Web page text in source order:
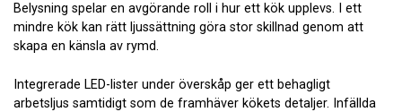
Belysning spelar en avgörande roll i hur ett kök upplevs. I ett
mindre kök kan rätt ljussättning göra stor skillnad genom att
skapa en känsla av rymd.
Integrerade LED-lister under överskåp ger ett behagligt
arbetsljus samtidigt som de framhäver kökets detaljer. Infällda